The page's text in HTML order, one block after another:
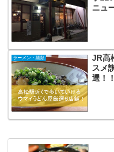
ニュ
ラーメン・麺類
JR高
スメ
選！